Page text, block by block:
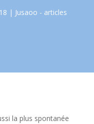
Jusaoo - articles
la plus spontanée